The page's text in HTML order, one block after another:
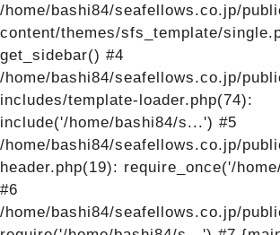
/home/bashi84/seafellows.co.jp/
content/themes/sfs_template/
get_sidebar() #4
/home/bashi84/seafellows.co.jp/
includes/template-loader.php(74):
include('/home/bashi84/s...') #5
/home/bashi84/seafellows.co.jp/
header.php(19): require_once('/
#6
/home/bashi84/seafellows.co.jp/